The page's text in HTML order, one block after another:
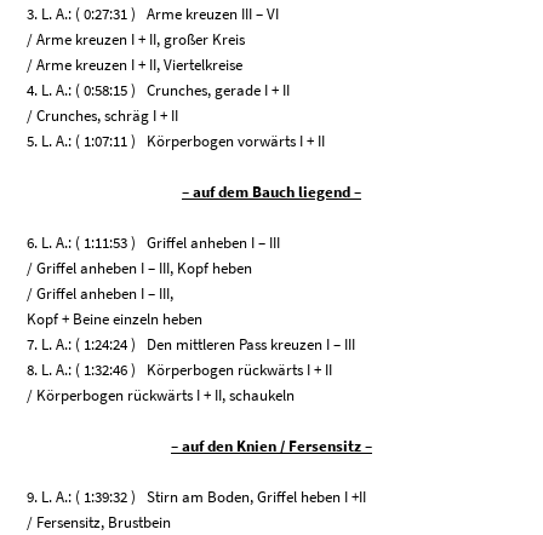
3. L. A.: ( 0:27:31 ) Arme kreuzen III – VI
/ Arme kreuzen I + II, großer Kreis
/ Arme kreuzen I + II, Viertelkreise
4. L. A.: ( 0:58:15 ) Crunches, gerade I + II
/ Crunches, schräg I + II
5. L. A.: ( 1:07:11 ) Körperbogen vorwärts I + II
– auf dem Bauch liegend –
6. L. A.: ( 1:11:53 ) Griffel anheben I – III
/ Griffel anheben I – III, Kopf heben
/ Griffel anheben I – III,
Kopf + Beine einzeln heben
7. L. A.: ( 1:24:24 ) Den mittleren Pass kreuzen I – III
8. L. A.: ( 1:32:46 ) Körperbogen rückwärts I + II
/ Körperbogen rückwärts I + II, schaukeln
– auf den Knien / Fersensitz –
9. L. A.: ( 1:39:32 ) Stirn am Boden, Griffel heben I +II
/ Fersensitz, Brustbein